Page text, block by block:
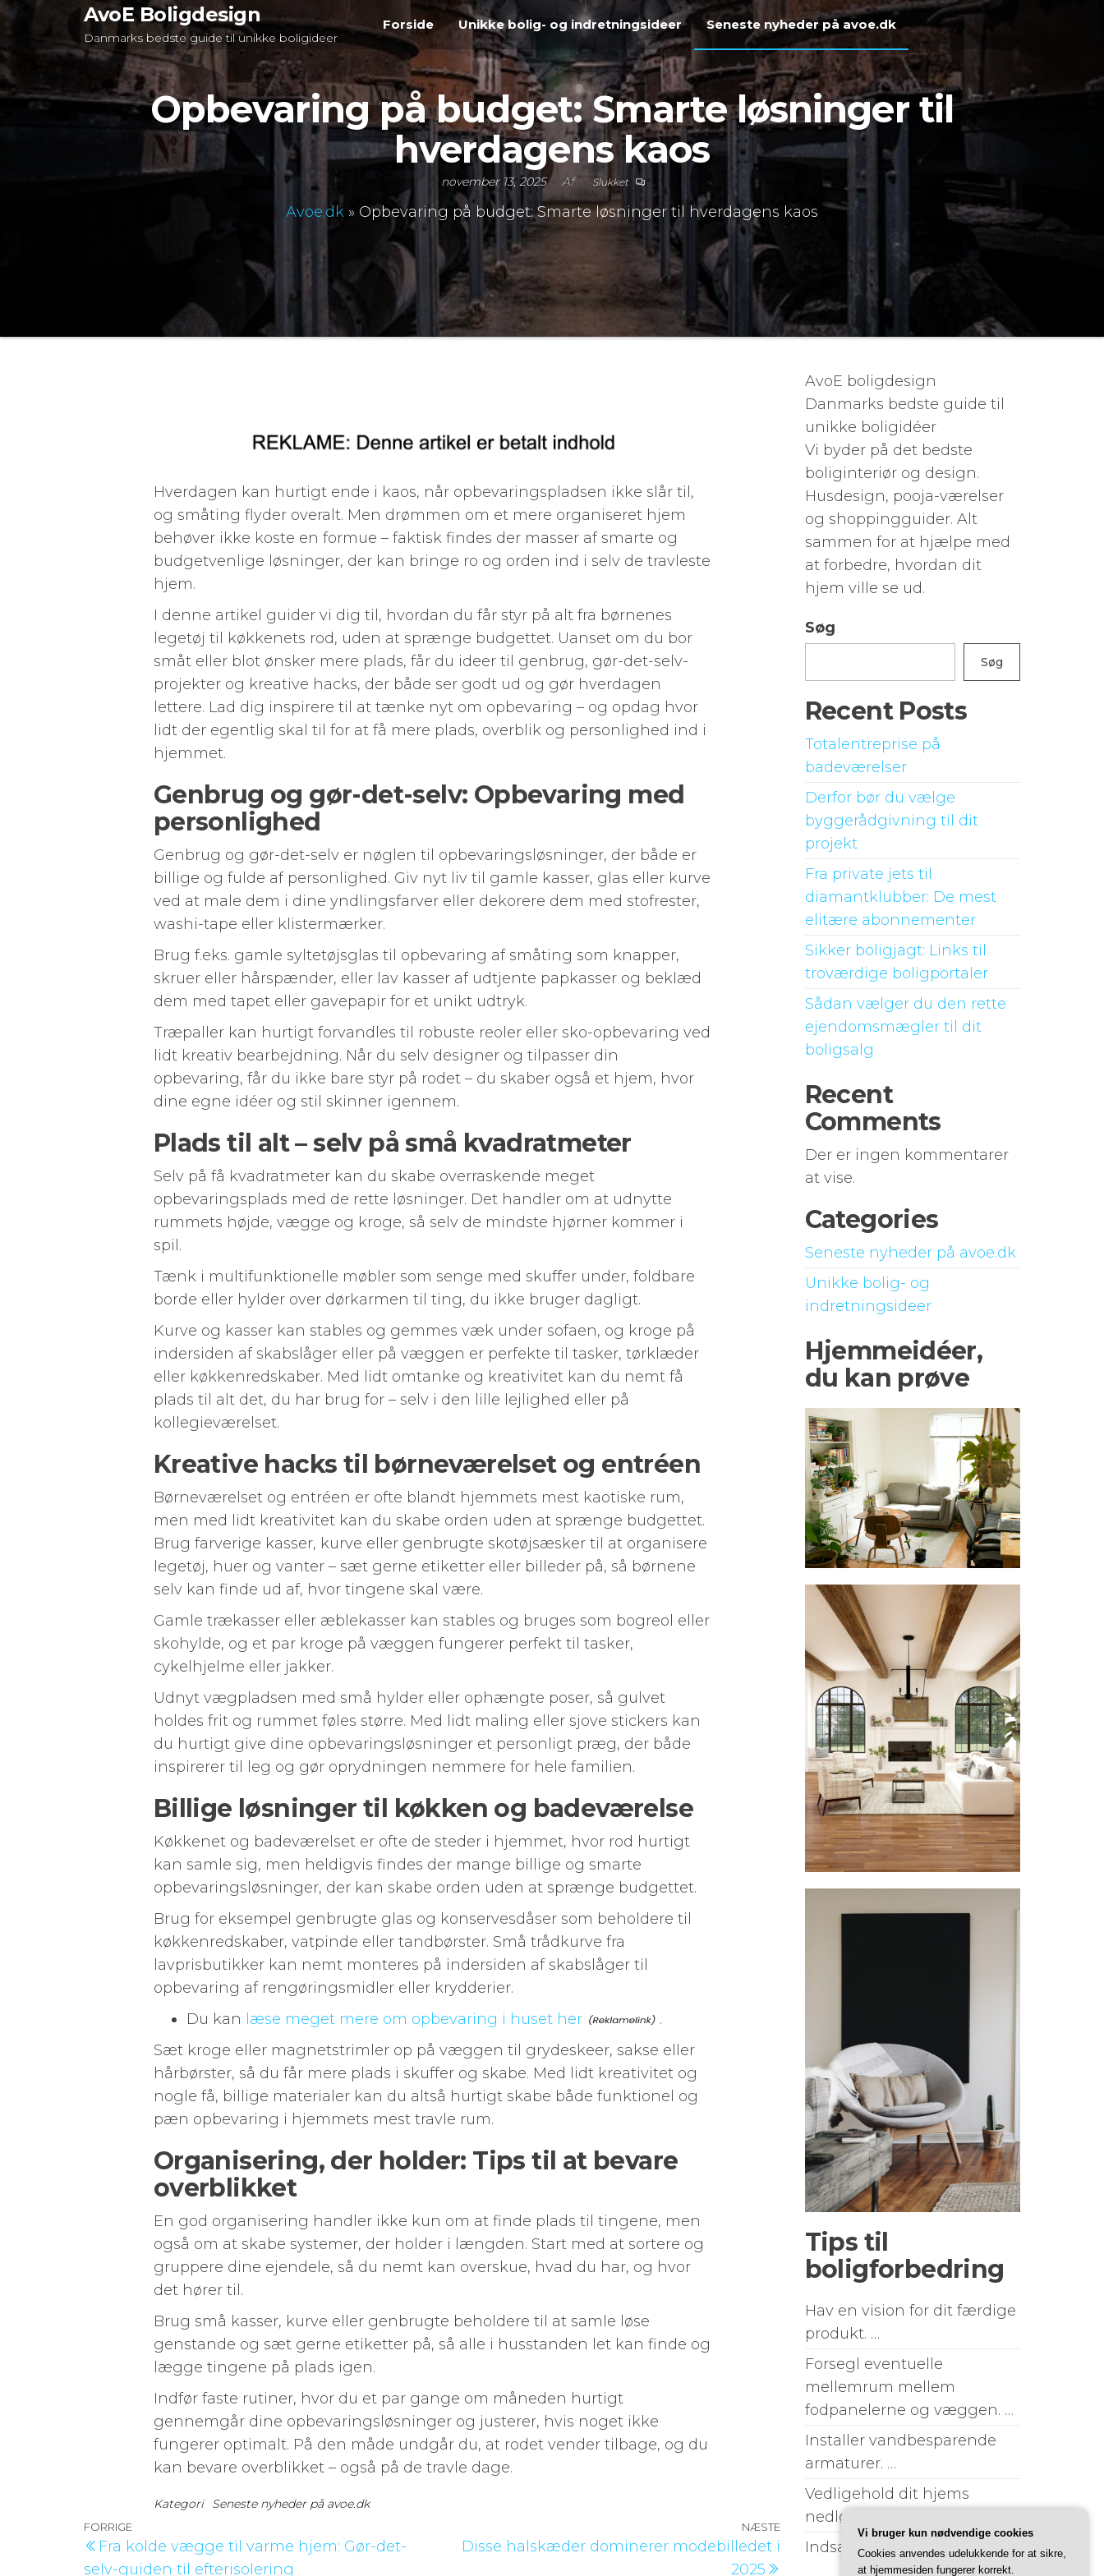
Videre
indhold
AvoE Boligdesign
Danmarks bedste guide til unikke boligideer
Forside Unikke bolig- og indretningsideer Seneste nyheder på avoe.dk
Opbevaring på budget: Smarte løsninger til
hverdagens kaos
november 13, 2025 Af Slukket
Avoe.dk » Opbevaring på budget: Smarte løsninger til hverdagens kaos
Hverdagen kan hurtigt ende i kaos, når opbevaringspladsen ikke slår til,
og småting flyder overalt. Men drømmen om et mere organiseret hjem
behøver ikke koste en formue – faktisk findes der masser af smarte og
budgetvenlige løsninger, der kan bringe ro og orden ind i selv de travleste
hjem.
I denne artikel guider vi dig til, hvordan du får styr på alt fra børnenes
legetøj til køkkenets rod, uden at sprænge budgettet. Uanset om du bor
småt eller blot ønsker mere plads, får du ideer til genbrug, gør-det-selv-
projekter og kreative hacks, der både ser godt ud og gør hverdagen
lettere. Lad dig inspirere til at tænke nyt om opbevaring – og opdag hvor
lidt der egentlig skal til for at få mere plads, overblik og personlighed ind i
hjemmet.
Genbrug og gør-det-selv: Opbevaring med
personlighed
Genbrug og gør-det-selv er nøglen til opbevaringsløsninger, der både er
billige og fulde af personlighed. Giv nyt liv til gamle kasser, glas eller kurve
ved at male dem i dine yndlingsfarver eller dekorere dem med stofrester,
washi-tape eller klistermærker.
Brug f.eks. gamle syltetøjsglas til opbevaring af småting som knapper,
skruer eller hårspænder, eller lav kasser af udtjente papkasser og beklæd
dem med tapet eller gavepapir for et unikt udtryk.
Træpaller kan hurtigt forvandles til robuste reoler eller sko-opbevaring ved
lidt kreativ bearbejdning. Når du selv designer og tilpasser din
opbevaring, får du ikke bare styr på rodet – du skaber også et hjem, hvor
dine egne idéer og stil skinner igennem.
Plads til alt – selv på små kvadratmeter
Selv på få kvadratmeter kan du skabe overraskende meget
opbevaringsplads med de rette løsninger. Det handler om at udnytte
rummets højde, vægge og kroge, så selv de mindste hjørner kommer i
spil.
Tænk i multifunktionelle møbler som senge med skuffer under, foldbare
borde eller hylder over dørkarmen til ting, du ikke bruger dagligt.
Kurve og kasser kan stables og gemmes væk under sofaen, og kroge på
indersiden af skabslåger eller på væggen er perfekte til tasker, tørklæder
eller køkkenredskaber. Med lidt omtanke og kreativitet kan du nemt få
plads til alt det, du har brug for – selv i den lille lejlighed eller på
kollegieværelset.
Kreative hacks til børneværelset og entréen
Børneværelset og entréen er ofte blandt hjemmets mest kaotiske rum,
men med lidt kreativitet kan du skabe orden uden at sprænge budgettet.
Brug farverige kasser, kurve eller genbrugte skotøjsæsker til at organisere
legetøj, huer og vanter – sæt gerne etiketter eller billeder på, så børnene
selv kan finde ud af, hvor tingene skal være.
Gamle trækasser eller æblekasser kan stables og bruges som bogreol eller
skohylde, og et par kroge på væggen fungerer perfekt til tasker,
cykelhjelme eller jakker.
Udnyt vægpladsen med små hylder eller ophængte poser, så gulvet
holdes frit og rummet føles større. Med lidt maling eller sjove stickers kan
du hurtigt give dine opbevaringsløsninger et personligt præg, der både
inspirerer til leg og gør oprydningen nemmere for hele familien.
Billige løsninger til køkken og badeværelse
Køkkenet og badeværelset er ofte de steder i hjemmet, hvor rod hurtigt
kan samle sig, men heldigvis findes der mange billige og smarte
opbevaringsløsninger, der kan skabe orden uden at sprænge budgettet.
Brug for eksempel genbrugte glas og konservesdåser som beholdere til
køkkenredskaber, vatpinde eller tandbørster. Små trådkurve fra
lavprisbutikker kan nemt monteres på indersiden af skabslåger til
opbevaring af rengøringsmidler eller krydderier.
Du kan læse meget mere om opbevaring i huset her
.
Sæt kroge eller magnetstrimler op på væggen til grydeskeer, sakse eller
hårbørster, så du får mere plads i skuffer og skabe. Med lidt kreativitet og
nogle få, billige materialer kan du altså hurtigt skabe både funktionel og
pæn opbevaring i hjemmets mest travle rum.
Organisering, der holder: Tips til at bevare
overblikket
En god organisering handler ikke kun om at finde plads til tingene, men
også om at skabe systemer, der holder i længden. Start med at sortere og
gruppere dine ejendele, så du nemt kan overskue, hvad du har, og hvor
det hører til.
Brug små kasser, kurve eller genbrugte beholdere til at samle løse
genstande og sæt gerne etiketter på, så alle i husstanden let kan finde og
lægge tingene på plads igen.
Indfør faste rutiner, hvor du et par gange om måneden hurtigt
gennemgår dine opbevaringsløsninger og justerer, hvis noget ikke
fungerer optimalt. På den måde undgår du, at rodet vender tilbage, og du
kan bevare overblikket – også på de travle dage.
Kategori Seneste nyheder på avoe.dk
Indlægsnavigation
Forrige
indlæg
FORRIGE
Fra kolde vægge til varme hjem: Gør-det-
selv-guiden til efterisolering
Næste
indlæg
NÆSTE
Disse halskæder dominerer modebilledet i
2025
AvoE boligdesign
Danmarks bedste guide til
unikke boligidéer
Vi byder på det bedste
boliginteriør og design.
Husdesign, pooja-værelser
og shoppingguider. Alt
sammen for at hjælpe med
at forbedre, hvordan dit
hjem ville se ud.
Søg
Søg
Recent Posts
Totalentreprise på
badeværelser
Derfor bør du vælge
byggerådgivning til dit
projekt
Fra private jets til
diamantklubber: De mest
elitære abonnementer
Sikker boligjagt: Links til
troværdige boligportaler
Sådan vælger du den rette
ejendomsmægler til dit
boligsalg
Recent
Comments
Der er ingen kommentarer
at vise.
Categories
Seneste nyheder på avoe.dk
Unikke bolig- og
indretningsideer
Hjemmeidéer,
du kan prøve
Tips til
boligforbedring
Hav en vision for dit færdige
produkt. …
Forsegl eventuelle
mellemrum mellem
fodpanelerne og væggen. …
Installer vandbesparende
armaturer. …
Vedligehold dit hjems
nedløbsrør. …
Indsæt friske blomster. …
Vi bruger kun nødvendige cookies
Cookies anvendes udelukkende for at sikre,
at hjemmesiden fungerer korrekt.